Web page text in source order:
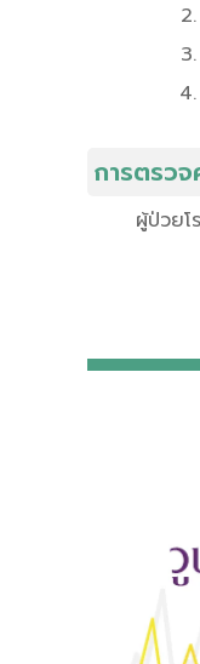
การตรว
ผู้ป่วยโ